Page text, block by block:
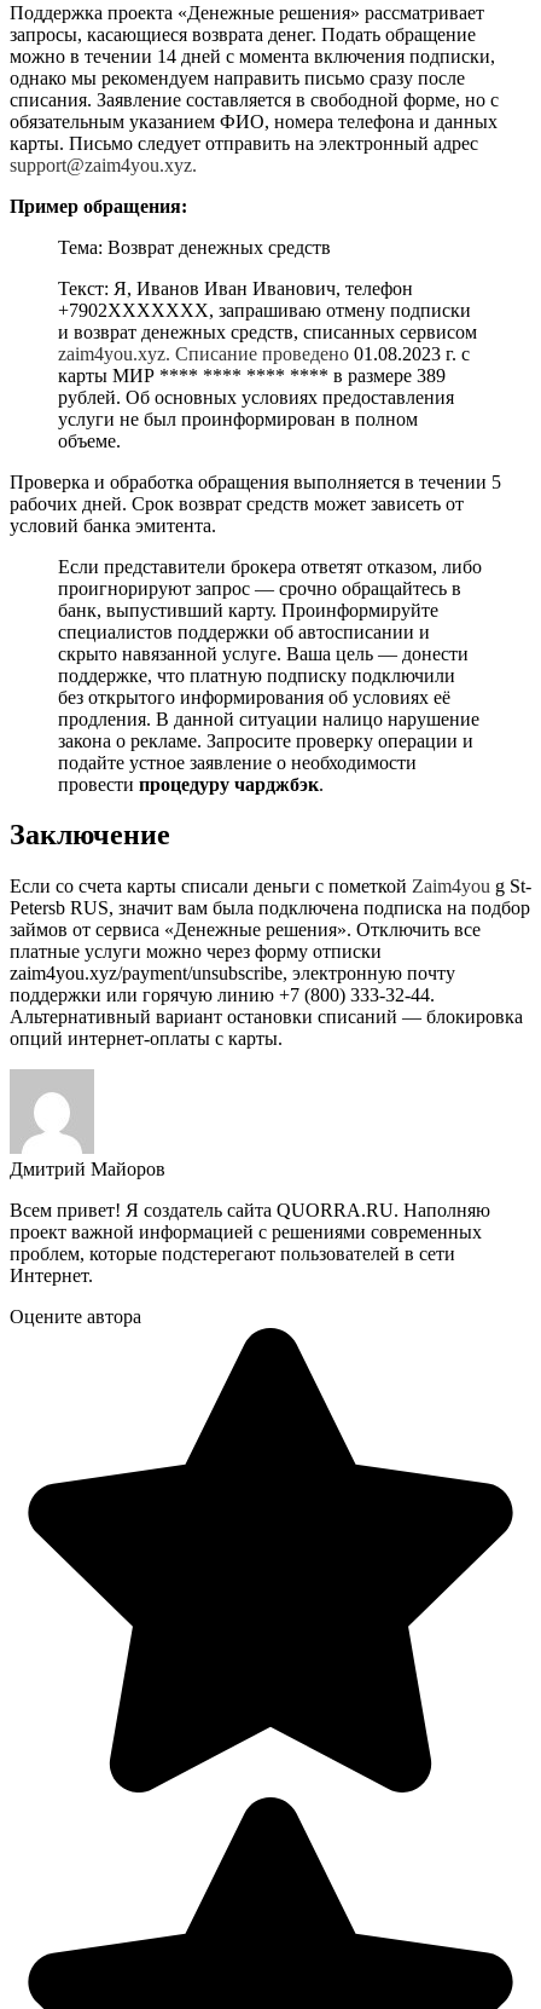
Поддержка проекта «Денежные решения» рассматривает
запросы, касающиеся возврата денег. Подать обращение
можно в течении 14 дней с момента включения подписки,
однако мы рекомендуем направить письмо сразу после
списания. Заявление составляется в свободной форме, но с
обязательным указанием ФИО, номера телефона и данных
карты. Письмо следует отправить на электронный адрес
support@zaim4you.xyz.
Пример обращения:
Тема: Возврат денежных средств
Текст: Я, Иванов Иван Иванович, телефон
+7902ХХХХХХХ, запрашиваю отмену подписки
и возврат денежных средств, списанных сервисом
zaim4you.xyz. Списание проведено 01.08.2023 г. с
карты МИР **** **** **** **** в размере 389
рублей. Об основных условиях предоставления
услуги не был проинформирован в полном
объеме.
Проверка и обработка обращения выполняется в течении 5
рабочих дней. Срок возврат средств может зависеть от
условий банка эмитента.
Если представители брокера ответят отказом, либо
проигнорируют запрос — срочно обращайтесь в
банк, выпустивший карту. Проинформируйте
специалистов поддержки об автосписании и
скрыто навязанной услуге. Ваша цель — донести
поддержке, что платную подписку подключили
без открытого информирования об условиях её
продления. В данной ситуации налицо нарушение
закона о рекламе. Запросите проверку операции и
подайте устное заявление о необходимости
провести процедуру чарджбэк.
Заключение
Если со счета карты списали деньги с пометкой Zaim4you g St-
Petersb RUS, значит вам была подключена подписка на подбор
займов от сервиса «Денежные решения». Отключить все
платные услуги можно через форму отписки
zaim4you.xyz/payment/unsubscribe, электронную почту
поддержки или горячую линию +7 (800) 333-32-44.
Альтернативный вариант остановки списаний — блокировка
опций интернет-оплаты с карты.
Дмитрий Майоров
Всем привет! Я создатель сайта QUORRA.RU. Наполняю
проект важной информацией с решениями современных
проблем, которые подстерегают пользователей в сети
Интернет.
Оцените автора